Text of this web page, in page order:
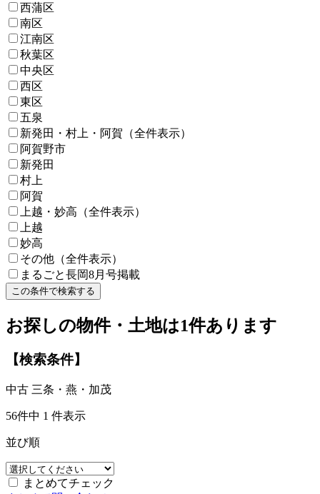
西蒲区
南区
江南区
秋葉区
中央区
西区
東区
五泉
新発田・村上・阿賀（全件表示）
阿賀野市
新発田
村上
阿賀
上越・妙高（全件表示）
上越
妙高
その他（全件表示）
まるごと長岡8月号掲載
この条件で検索する
お探しの物件・土地は1件あります
【検索条件】
中古 三条・燕・加茂
56件中 1 件表示
並び順
まとめてチェック